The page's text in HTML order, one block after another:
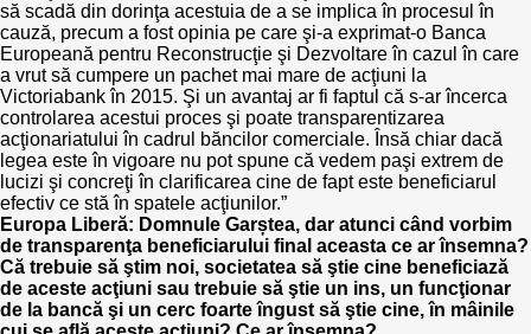
să scadă din dorinţa acestuia de a se implica în procesul în
cauză, precum a fost opinia pe care şi-a exprimat-o Banca
Europeană pentru Reconstrucţie şi Dezvoltare în cazul în care
a vrut să cumpere un pachet mai mare de acţiuni la
Victoriabank în 2015. Şi un avantaj ar fi faptul că s-ar încerca
controlarea acestui proces şi poate transparentizarea
acţionariatului în cadrul băncilor comerciale. Însă chiar dacă
legea este în vigoare nu pot spune că vedem paşi extrem de
lucizi şi concreţi în clarificarea cine de fapt este beneficiarul
efectiv ce stă în spatele acţiunilor.”
Europa Liberă: Domnule Garștea, dar atunci când vorbim
de transparenţa beneficiarului final aceasta ce ar însemna?
Că trebuie să ştim noi, societatea să ştie cine beneficiază
de aceste acţiuni sau trebuie să ştie un ins, un funcţionar
de la bancă şi un cerc foarte îngust să ştie cine, în mâinile